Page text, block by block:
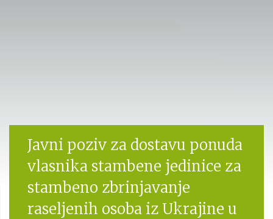
Javni poziv za dostavu ponuda
vlasnika stambene jedinice za
stambeno zbrinjavanje
raseljenih osoba iz Ukrajine u